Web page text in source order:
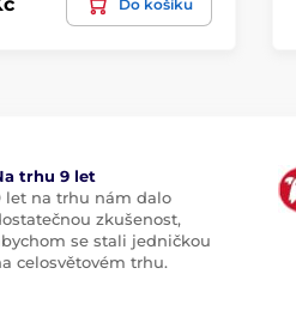
Do košíku
trhu 9 let
let na trhu nám dalo
zkušenost,
se stali jedničkou
celosvětovém trhu.